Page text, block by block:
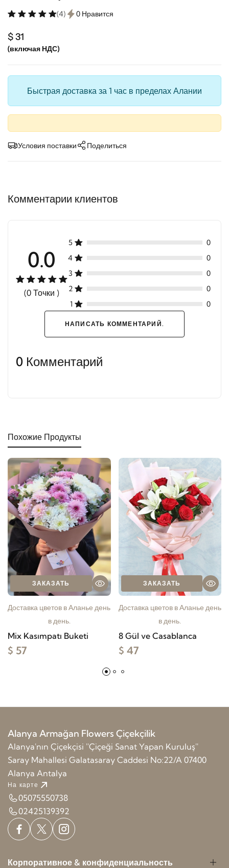
(4) 0 Нравится
$ 31
(включая НДС)
Быстрая доставка за 1 час в пределах Алании
Условия поставки Поделиться
Комментарии клиентов
0.0
(0 Точки )
5
0
4
0
3
0
2
0
1
0
НАПИСАТЬ КОММЕНТАРИЙ.
0 Комментарий
Похожие Продукты
ЗАКАЗАТЬ
Доставка цветов в Аланье день
в день.
Mix Kasımpatı Buketi
$ 57
ЗАКАЗАТЬ
Доставка цветов в Аланье день
в день.
8 Gül ve Casablanca
$ 47
Alanya Armağan Flowers Çiçekçilik
Alanya'nın Çiçekçisi ''Çiçeği Sanat Yapan Kuruluş''
Saray Mahallesi Galatasaray Caddesi No:22/A 07400
Alanya Antalya
На карте
05075550738
02425139392
Корпоративное & конфиденциальность